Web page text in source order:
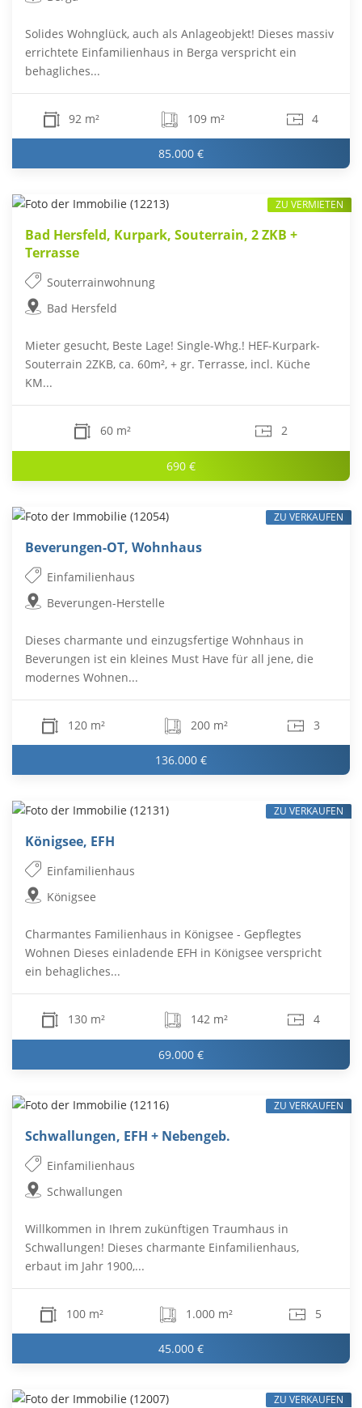
Solides Wohnglück, auch als Anlageobjekt! Dieses massiv
errichtete Einfamilienhaus in Berga verspricht ein
behagliches...
92 m² 109 m² 4
85.000 €
Bad Hersfeld, Kurpark, Souterrain, 2 ZKB +
Terrasse
Souterrainwohnung
Bad Hersfeld
Mieter gesucht, Beste Lage! Single-Whg.! HEF-Kurpark-
Souterrain 2ZKB, ca. 60m², + gr. Terrasse, incl. Küche
KM...
60 m² 2
690 €
ZU VERMIETEN
Beverungen-OT, Wohnhaus
Einfamilienhaus
Beverungen-Herstelle
Dieses charmante und einzugsfertige Wohnhaus in
Beverungen ist ein kleines Must Have für all jene, die
modernes Wohnen...
120 m² 200 m² 3
136.000 €
ZU VERKAUFEN
Königsee, EFH
Einfamilienhaus
Königsee
Charmantes Familienhaus in Königsee - Gepflegtes
Wohnen Dieses einladende EFH in Königsee verspricht
ein behagliches...
130 m² 142 m² 4
69.000 €
ZU VERKAUFEN
Schwallungen, EFH + Nebengeb.
Einfamilienhaus
Schwallungen
Willkommen in Ihrem zukünftigen Traumhaus in
Schwallungen! Dieses charmante Einfamilienhaus,
erbaut im Jahr 1900,...
100 m² 1.000 m² 5
45.000 €
ZU VERKAUFEN
ZU VERKAUFEN